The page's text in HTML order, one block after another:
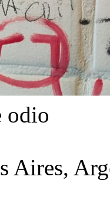
odio
Aires,